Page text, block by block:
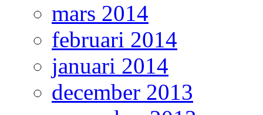
mars 2014
februari 2014
januari 2014
december 2013